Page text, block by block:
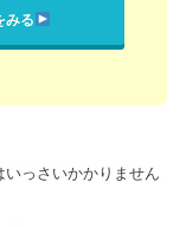
みる
いっさいかかりません